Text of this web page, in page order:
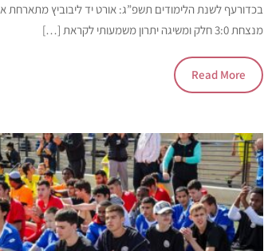
בכדורעף לשנת הלימודים תשפ”ג: אורט יד ליבוביץ מתארחת
מנצחת 3:0 חלק ומשיגה יתרון משמעותי לקראת […]
Read More